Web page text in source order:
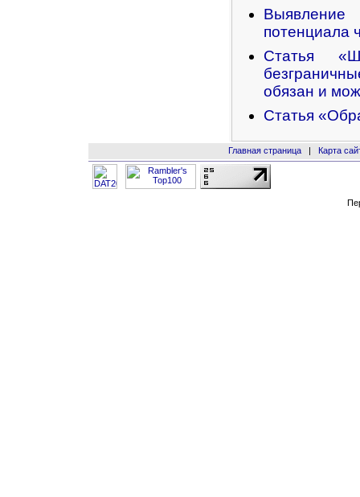
Выявление
потенциала
Статья
обязан и
Статья
Главная страница| Карта